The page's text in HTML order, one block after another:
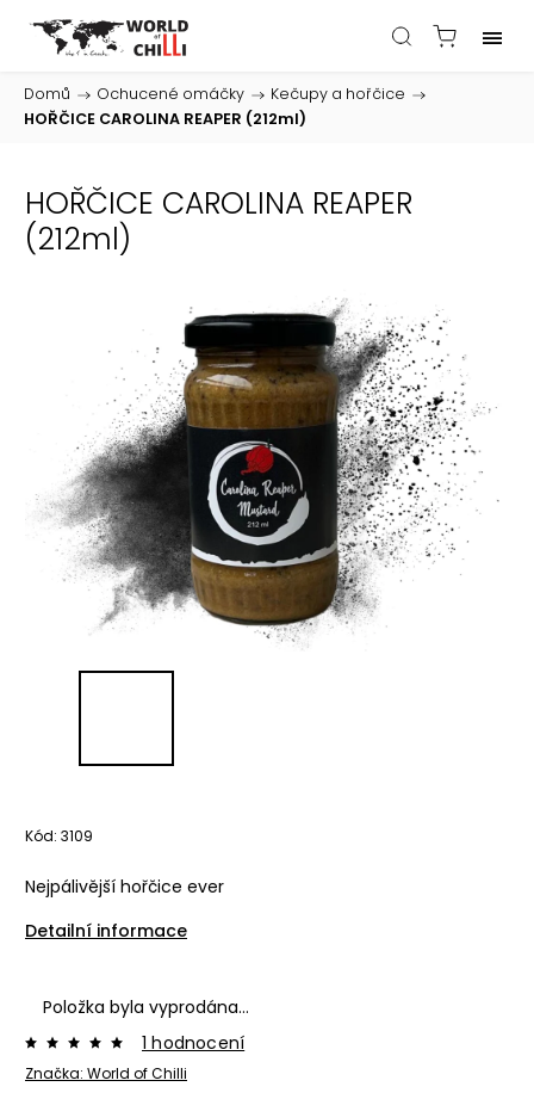
Domů / Ochucené omáčky / Kečupy a hořčice /
HOŘČICE CAROLINA REAPER (212ml)
HOŘČICE CAROLINA REAPER
(212ml)
Kód: 3109
Nejpálivější hořčice ever
Detailní informace
Položka byla vyprodána…
Značka: World of Chilli
1 hodnocení